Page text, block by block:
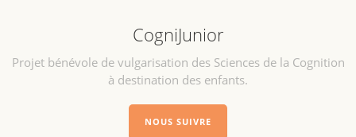
CogniJunior
Projet bénévole de vulgarisation des Sciences de la Cognition
à destination des enfants.
NOUS SUIVRE